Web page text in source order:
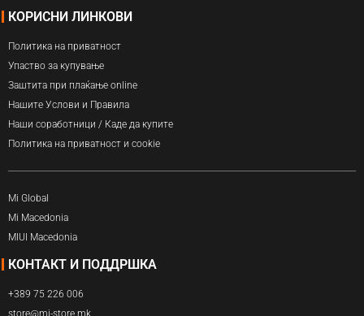
КОРИСНИ ЛИНКОВИ
Политика на приватност
Упаство за купување
Заштита при плаќање online
Нашите Услови и Правила
Наши соработници / Каде да купите
Политика на приватност и cookie
Mi Global
Mi Macedonia
MIUI Macedonia
КОНТАКТ И ПОДДРШКА
+389 75 226 006
store@mi-store.mk